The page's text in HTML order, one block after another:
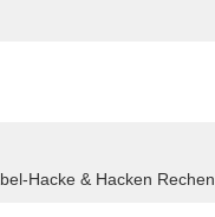
Hacke & Hacken Rechen